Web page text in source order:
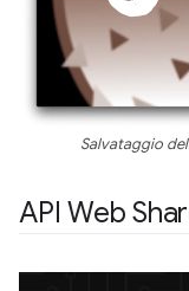
Salvataggio
API Web